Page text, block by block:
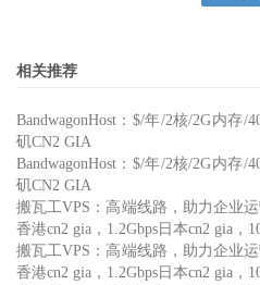
相关推荐
BandwagonHost：$/年/2核/2G内存
矶CN2 GIA
BandwagonHost：$/年/2核/2G内存
矶CN2 GIA
搬瓦工VPS：高端线路，助力企业运
香港cn2 gia，1.2Gbps日本cn2 gia，
搬瓦工VPS：高端线路，助力企业运
香港cn2 gia，1.2Gbps日本cn2 gia，